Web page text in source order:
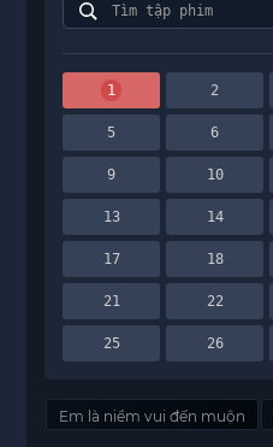
1 2
5 6
9 10
13 14
17 18
21 22
25 26
Em là niềm vui đến muộn